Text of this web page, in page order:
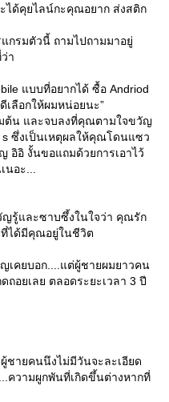
ได้คุยไลน์กะคุณอยาก ส่งสติก
กรมตัวนี้ ถามไปถามมาอยู่
า
แบบที่อยากได้ ซื้อ Andriod
ลือกให้ผมหน่อยนะ”
มต้น และจบลงที่คุณตามใจขวัญ
s ซึ่งเป็นเหตุผลให้คุณโดนแซว
อิอิ งั้นขอแถมด้วยการเอาไว้
อะ...
รู้และซาบซึ้งในใจว่า คุณรัก
ได้มีคุณอยู่ในชีวิต
เคยบอก....แต่ผู้ชายผมยาวคน
ถอยเลย ตลอดระยะเวลา 3 ปี
ชายคนนึงไม่มีวันจะละเอียด
ความผูกพันที่เกิดขึ้นต่างหากที่